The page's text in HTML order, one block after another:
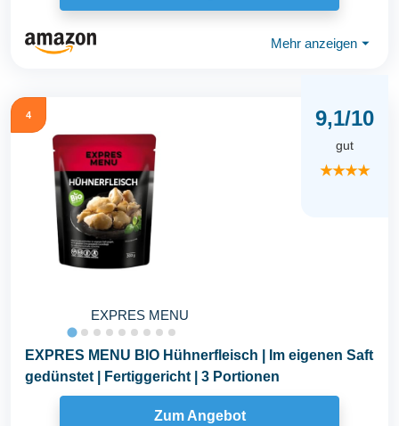
Mehr anzeigen ⏷
4
EXPRES MENU
9,1/10
gut
★★★★
EXPRES MENU BIO Hühnerfleisch | Im eigenen Saft
gedünstet | Fertiggericht | 3 Portionen
Zum Angebot